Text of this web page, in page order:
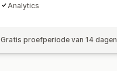
Analytics
Gratis proefperiode van 14 dagen